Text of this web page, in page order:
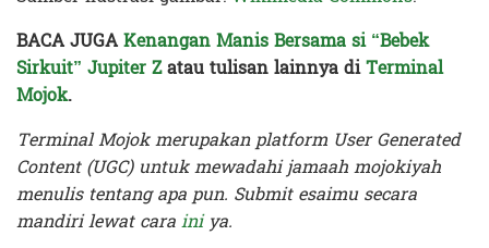
BACA JUGAKenangan Manis Bersama si “Bebek
Sirkuit” Jupiter Zatau tulisan lainnya diTerminal
Mojok.
Terminal Mojok merupakan platform User Generated
Content (UGC) untuk mewadahi jamaah mojokiyah
menulis tentang apa pun. Submit esaimu secara
mandiri lewat carainiya.